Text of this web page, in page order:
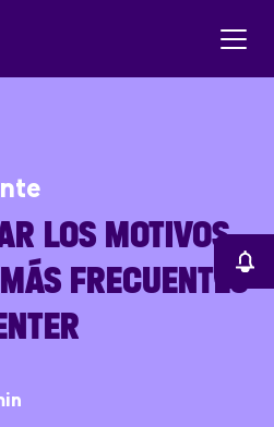
LOS MOTIVOS
FRECUENTES